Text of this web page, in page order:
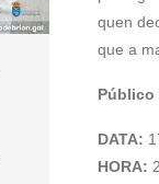
quen
que a
Público
DATA:
HORA: